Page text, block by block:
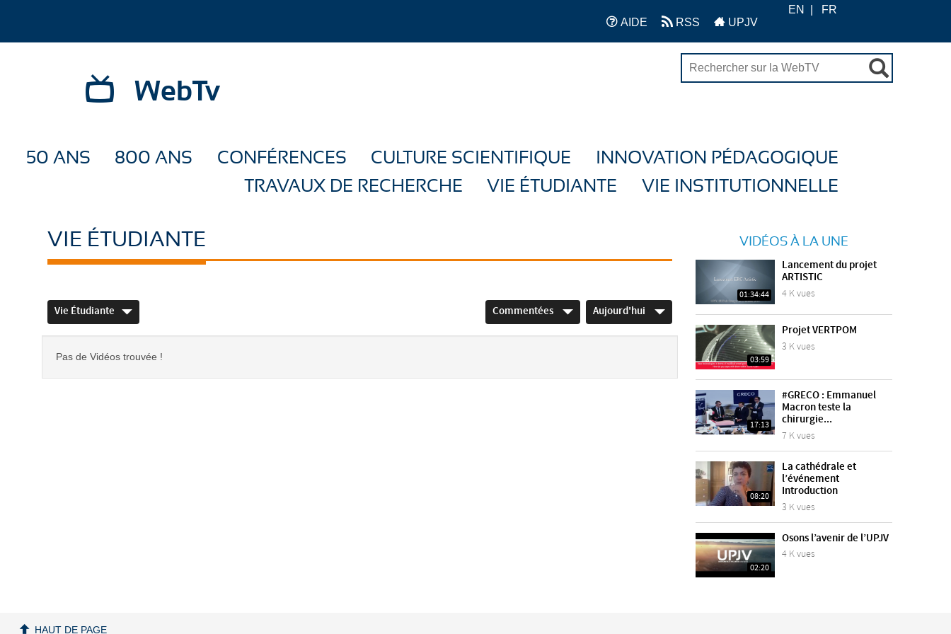
AIDE RSS UPJV
EN FR
WebTv
50 ANS 800 ANS CONFÉRENCES CULTURE SCIENTIFIQUE
INNOVATION PÉDAGOGIQUE
TRAVAUX DE RECHERCHE
VIE ÉTUDIANTE VIE INSTITUTIONNELLE
VIE ÉTUDIANTE
Vie Étudiante Commentées Aujourd'hui
Pas de Vidéos trouvée !
VIDÉOS À LA UNE
01:34:44
Lancement du projet
ARTISTIC
4 K vues
03:59
Projet VERTPOM
3 K vues
17:13
#GRECO : Emmanuel
Macron teste la
chirurgie...
7 K vues
08:20
La cathédrale et
l’événement
Introduction
3 K vues
02:20
Osons l’avenir de l’UPJV
4 K vues
HAUT DE PAGE